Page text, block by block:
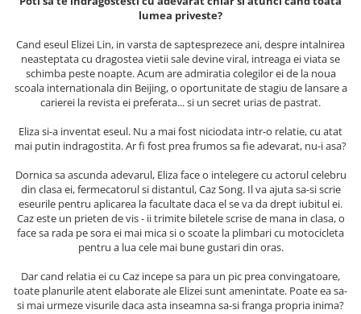
Sanatate
Gastronomik
Masaj
MedConnect
Medicina & Farmacie
Medicina Pentru Toti
SealfHealing
Sport
Starea de bine
Terapii Alternative
AudioBook
Beletristica
lumea priveste?
Cand eseul Elizei Lin, in varsta de saptesprezece ani, despre intalnirea
neasteptata cu dragostea vietii sale devine viral, intreaga ei viata se
schimba peste noapte. Acum are admiratia colegilor ei de la noua
scoala internationala din Beijing, o oportunitate de stagiu de lansare a
carierei la revista ei preferata... si un secret urias de pastrat.
Eliza si-a inventat eseul. Nu a mai fost niciodata intr-o relatie, cu atat
mai putin indragostita. Ar fi fost prea frumos sa fie adevarat, nu-i asa?
Dornica sa ascunda adevarul, Eliza face o intelegere cu actorul celebru
din clasa ei, fermecatorul si distantul, Caz Song. Il va ajuta sa-si scrie
eseurile pentru aplicarea la facultate daca el se va da drept iubitul ei.
Caz este un prieten de vis - ii trimite biletele scrise de mana in clasa, o
face sa rada pe sora ei mai mica si o scoate la plimbari cu motocicleta
pentru a lua cele mai bune gustari din oras.
Dar cand relatia ei cu Caz incepe sa para un pic prea convingatoare,
toate planurile atent elaborate ale Elizei sunt amenintate. Poate ea sa-
si mai urmeze visurile daca asta inseamna sa-si franga propria inima?